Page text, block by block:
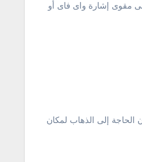
مقوى إشارة واى فاى أو
إلى الذهاب لمكان